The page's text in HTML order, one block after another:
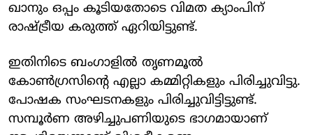
ഖാനും ഒപ്പം കൂടിയതോടെ വിമത ക്യാംപിന്
രാഷ്ട്രീയ കരുത്ത് ഏറിയിട്ടുണ്ട്.
ഇതിനിടെ ബംഗാളില്‍ തൃണമൂല്‍
കോണ്‍ഗ്രസിന്റെ എല്ലാ കമ്മിറ്റികളും പിരിച്ചുവിട്ടു.
പോഷക സംഘടനകളും പിരിച്ചുവിട്ടിട്ടുണ്ട്.
സമ്പൂര്‍ണ അഴിച്ചുപണിയുടെ ഭാഗമായാണ്